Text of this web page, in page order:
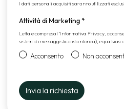
I dati personali acquisiti saranno utilizzati
Attività di Marketing *
Letta e compresa l’Informativa Privacy,
sistemi di messaggistica istantanea), e
Acconsento Non